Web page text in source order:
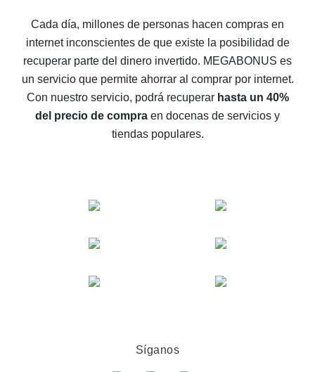
AliExpress
Cómo obtener el reembolso en AliExpress: formas
sencillas de recuperar el dinero
Reembolso del 10% en AliExpress: lo imposible es
posible
El reembolso más rentable en AliExpress: cómo
encontrarlo
Cada día, millones de personas hacen compras en
internet inconscientes de que existe la posibilidad de
recuperar parte del dinero invertido. MEGABONUS es
un servicio que permite ahorrar al comprar por internet.
Con nuestro servicio, podrá recuperar hasta un 40%
del precio de compra en docenas de servicios y
tiendas populares.
Síganos